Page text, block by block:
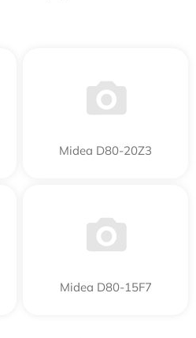
Midea D80-20Z3
Midea D80-15F7